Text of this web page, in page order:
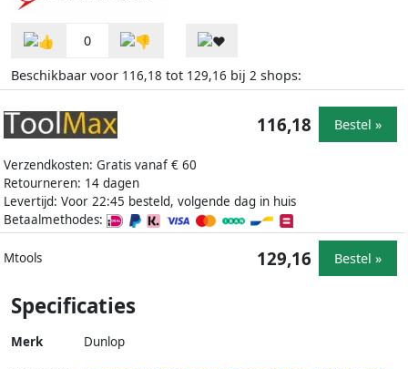
0
Beschikbaar voor 116,18 tot 129,16 bij 2 shops:
Verzendkosten: Gratis vanaf € 60
Retourneren: 14 dagen
Levertijd: Voor 22:45 besteld, volgende dag in huis
Betaalmethodes:
116,18 Bestel »
Mtools 129,16 Bestel »
Specificaties
Merk Dunlop